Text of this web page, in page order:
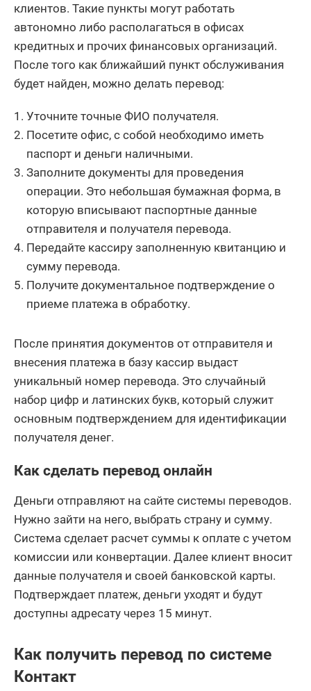
клиентов. Такие пункты могут работать
автономно либо располагаться в офисах
кредитных и прочих финансовых организаций.
После того как ближайший пункт обслуживания
будет найден, можно делать перевод:
Уточните точные ФИО получателя.
Посетите офис, с собой необходимо иметь
паспорт и деньги наличными.
Заполните документы для проведения
операции. Это небольшая бумажная форма, в
которую вписывают паспортные данные
отправителя и получателя перевода.
Передайте кассиру заполненную квитанцию и
сумму перевода.
Получите документальное подтверждение о
приеме платежа в обработку.
После принятия документов от отправителя и
внесения платежа в базу кассир выдаст
уникальный номер перевода. Это случайный
набор цифр и латинских букв, который служит
основным подтверждением для идентификации
получателя денег.
Как сделать перевод онлайн
Деньги отправляют на сайте системы переводов.
Нужно зайти на него, выбрать страну и сумму.
Система сделает расчет суммы к оплате с учетом
комиссии или конвертации. Далее клиент вносит
данные получателя и своей банковской карты.
Подтверждает платеж, деньги уходят и будут
доступны адресату через 15 минут.
Как получить перевод по системе
Контакт